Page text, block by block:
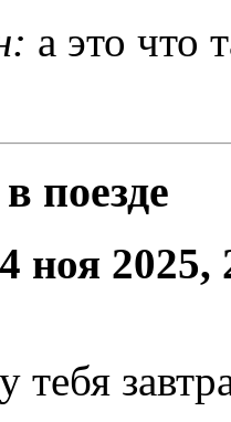
а это что
поезде
ноя 2025,
тебя